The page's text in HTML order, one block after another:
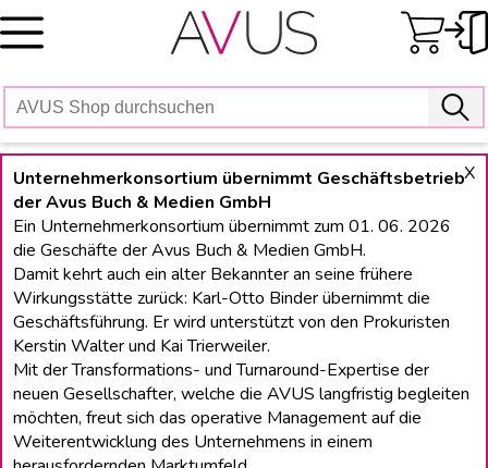
Skip
to
X
Unternehmerkonsortium übernimmt Geschäftsbetrieb
der Avus Buch & Medien GmbH
Ein Unternehmerkonsortium übernimmt zum 01. 06. 2026
die Geschäfte der Avus Buch & Medien GmbH.
Damit kehrt auch ein alter Bekannter an seine frühere
Wirkungsstätte zurück: Karl-Otto Binder übernimmt die
Geschäftsführung. Er wird unterstützt von den Prokuristen
Kerstin Walter und Kai Trierweiler.
Mit der Transformations- und Turnaround-Expertise der
neuen Gesellschafter, welche die AVUS langfristig begleiten
möchten, freut sich das operative Management auf die
Weiterentwicklung des Unternehmens in einem